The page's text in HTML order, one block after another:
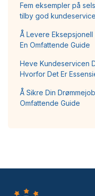
Fem eksempler på
tilby god kundeservice
Å Levere
En Omfattende Guide
Heve Kundeservicen
Hvorfor Det Er
Å Sikre Din
Omfattende Guide